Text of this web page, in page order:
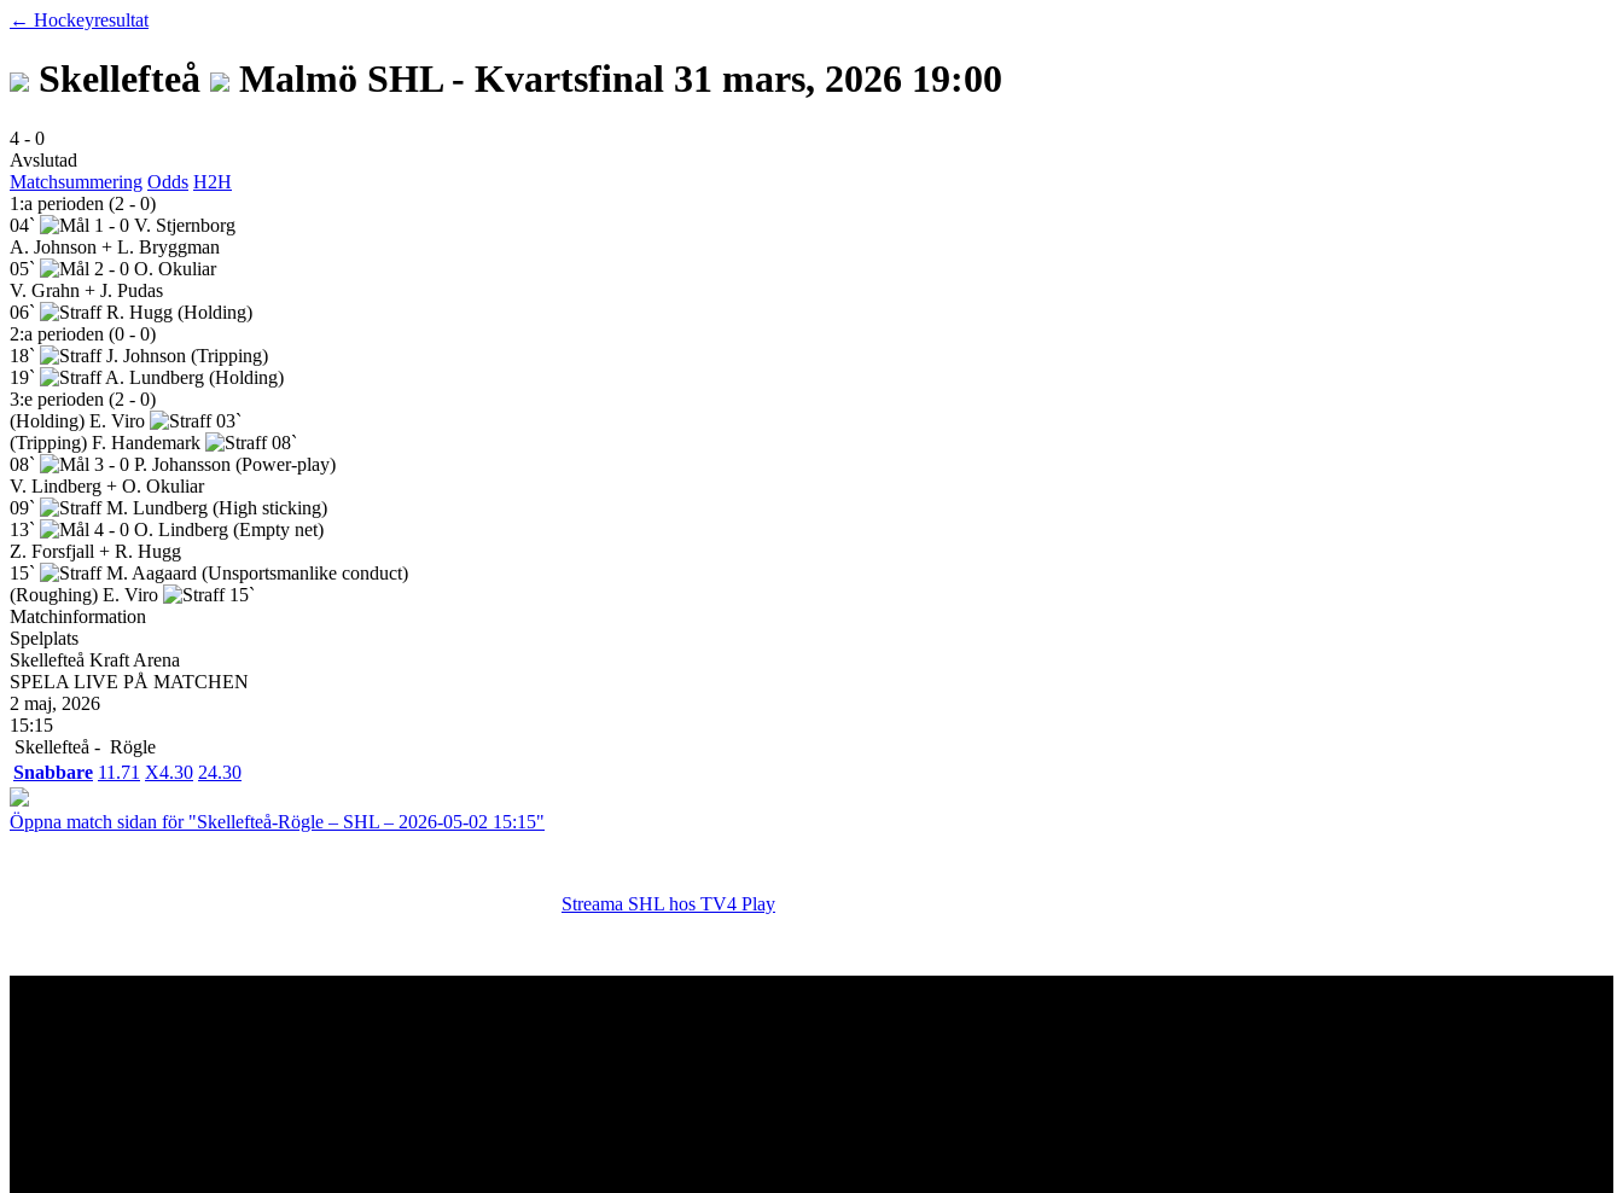
← Hockeyresultat
Skellefteå Malmö SHL - Kvartsfinal 31 mars, 2026 19:00
4 - 0
Avslutad
Matchsummering Odds H2H
1:a perioden (2 - 0)
04`
1 - 0 V. Stjernborg
A. Johnson + L. Bryggman
05`
2 - 0 O. Okuliar
V. Grahn + J. Pudas
06`
R. Hugg (Holding)
2:a perioden (0 - 0)
18`
J. Johnson (Tripping)
19`
A. Lundberg (Holding)
3:e perioden (2 - 0)
(Holding) E. Viro
03`
(Tripping) F. Handemark
08`
08`
3 - 0 P. Johansson (Power-play)
V. Lindberg + O. Okuliar
09`
M. Lundberg (High sticking)
13`
4 - 0 O. Lindberg (Empty net)
Z. Forsfjall + R. Hugg
15`
M. Aagaard (Unsportsmanlike conduct)
(Roughing) E. Viro
15`
Matchinformation
Spelplats
Skellefteå Kraft Arena
SPELA LIVE PÅ MATCHEN
2 maj, 2026
15:15
Skellefteå - Rögle
Snabbare 11.71 X4.30 24.30
Öppna match sidan för "Skellefteå-Rögle – SHL – 2026-05-02 15:15"
Streama SHL hos TV4 Play